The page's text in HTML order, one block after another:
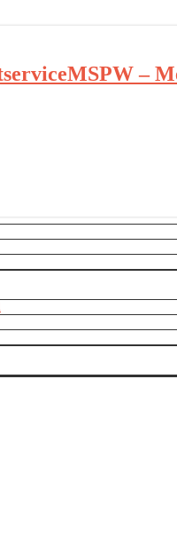
MSPW –